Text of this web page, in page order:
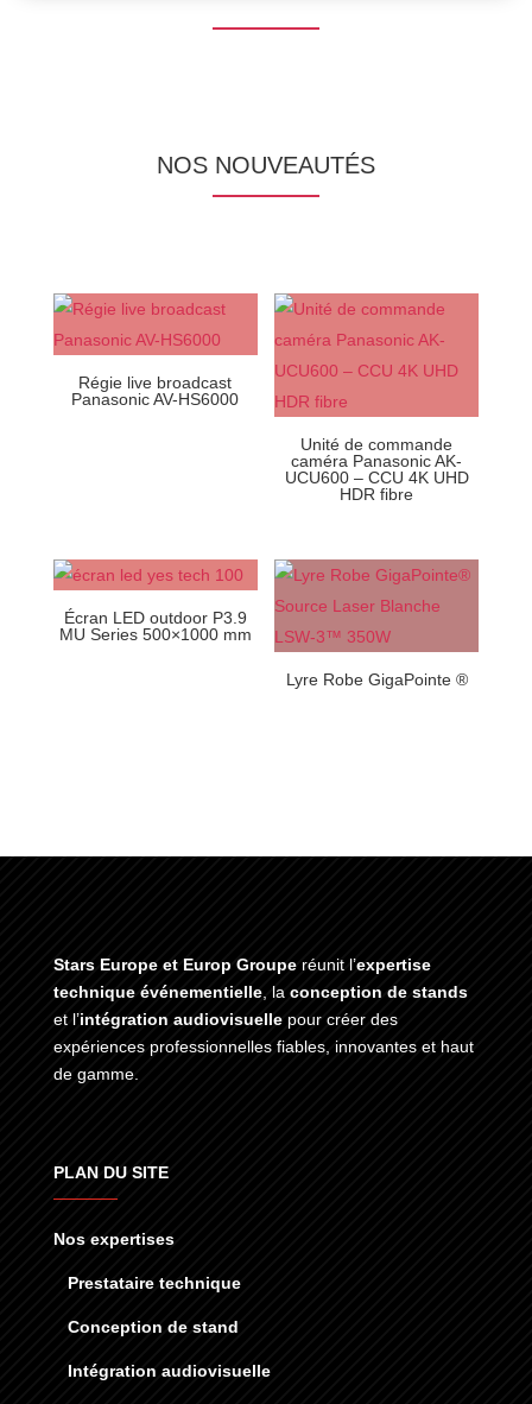
NOS NOUVEAUTÉS
Régie live broadcast
Panasonic AV-HS6000
Unité de commande
caméra Panasonic AK-
UCU600 – CCU 4K UHD
HDR fibre
Écran LED outdoor P3.9
MU Series 500×1000 mm
Lyre Robe GigaPointe ®
Stars Europe et Europ Groupe réunit l’expertise
technique événementielle, la conception de stands
et l’intégration audiovisuellepour créer des
expériences professionnelles fiables, innovantes et haut
de gamme.
PLAN DU SITE
Nos expertises
Prestataire technique
Conception de stand
Intégration audiovisuelle